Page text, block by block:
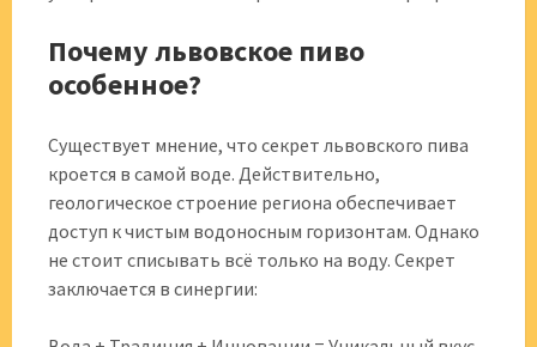
Почему львовское пиво
особенное?
Существует мнение, что секрет львовского пива
кроется в самой воде. Действительно,
геологическое строение региона обеспечивает
доступ к чистым водоносным горизонтам. Однако
не стоит списывать всё только на воду. Секрет
заключается в синергии: